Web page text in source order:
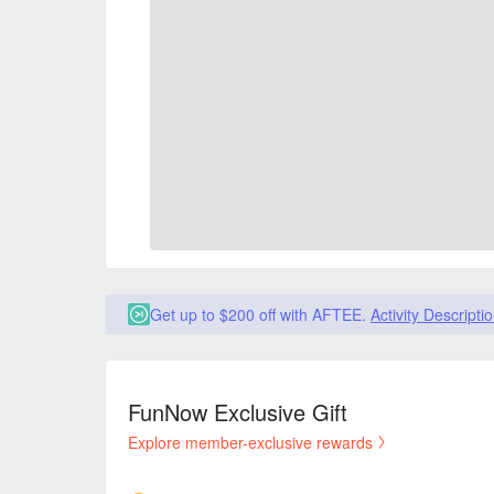
Get up to $200 off with AFTEE. Activity
FunNow Exclusive Gift
Explore member-exclusive rewards